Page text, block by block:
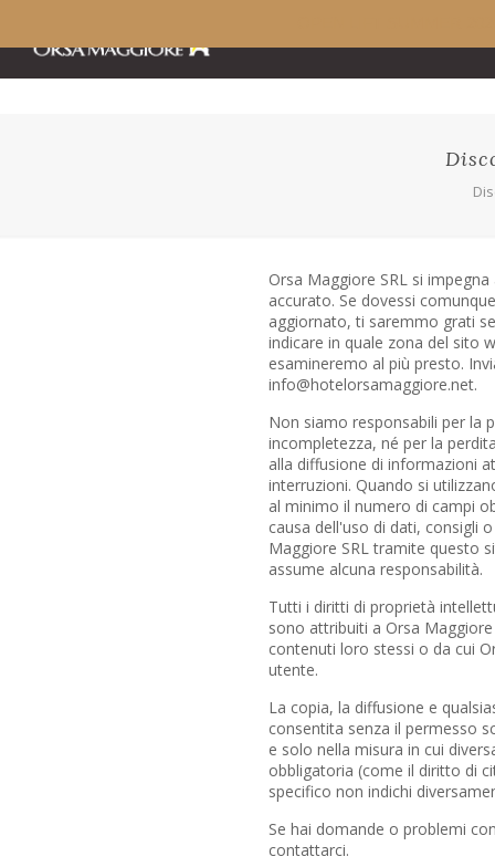
Orsa Maggiore SRL si
accurato. Se dovessi
aggiornato, ti saremmo grati
indicare in quale zona del sito
esamineremo al più presto.
info@hotelorsamaggiore.net.
Non siamo responsabili per la
incompletezza, né per la
alla diffusione di informazioni
interruzioni. Quando si
al minimo il numero di campi
causa dell'uso di dati, consigli
Maggiore SRL tramite questo
assume alcuna responsabilità.
Tutti i diritti di proprietà
sono attribuiti a Orsa
contenuti loro stessi o da cui
utente.
La copia, la diffusione e
consentita senza il permesso
e solo nella misura in cui
obbligatoria (come il diritto di
specifico non indichi
Se hai domande o problemi
contattarci.